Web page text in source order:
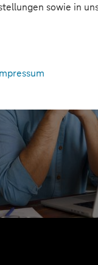
sowie in